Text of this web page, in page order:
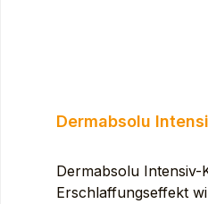
Dermabsolu
Dermabsolu
Erschlaffungseffekt